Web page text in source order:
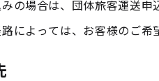
の場合は、団体旅客運送申
によっては、お客様のご希